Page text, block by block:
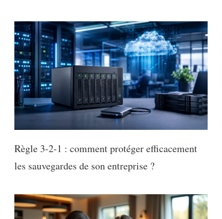
Règle 3-2-1 : comment protéger efficacement
les sauvegardes de son entreprise ?